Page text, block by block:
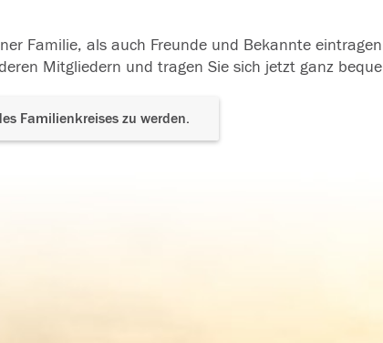
Familie, als auch Freunde und Bekannte
Mitgliedern und tragen Sie sich jetzt ganz
Familienkreises zu werden.